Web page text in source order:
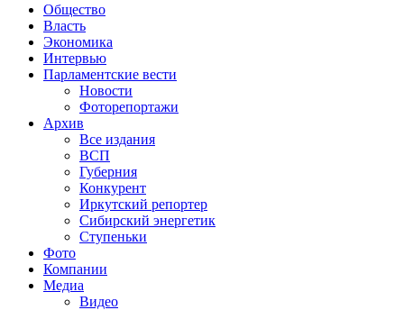
Общество
Власть
Экономика
Интервью
Парламентские вести
Новости
Фоторепортажи
Архив
Все издания
ВСП
Губерния
Конкурент
Иркутский репортер
Сибирский энергетик
Ступеньки
Фото
Компании
Медиа
Видео